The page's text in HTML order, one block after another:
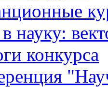
науку:
конкурса